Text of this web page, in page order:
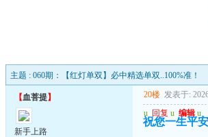
主题 : 060期：【红灯单双】必中精选单双..100%准！
【血菩提】
新手上路
20楼 发表于:
u 回复 u 编辑 u
祝您一生平